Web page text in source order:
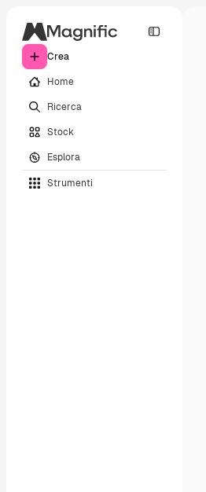
Crea
Home
Ricerca
Stock
Esplora
Strumenti